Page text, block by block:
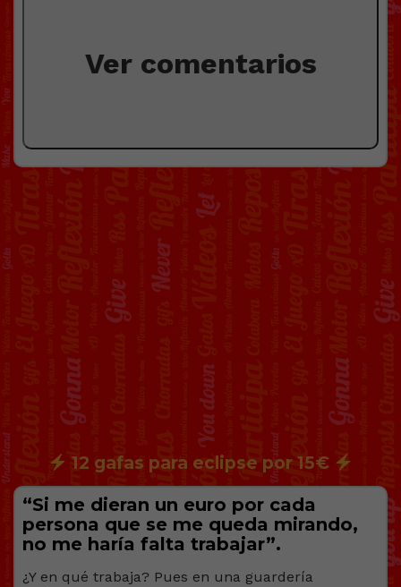
Ver comentarios
12 gafas para eclipse por 15€
“Si me dieran un euro por cada
persona que se me queda mirando,
no me haría falta trabajar”.
¿Y en qué trabaja? Pues en una guardería